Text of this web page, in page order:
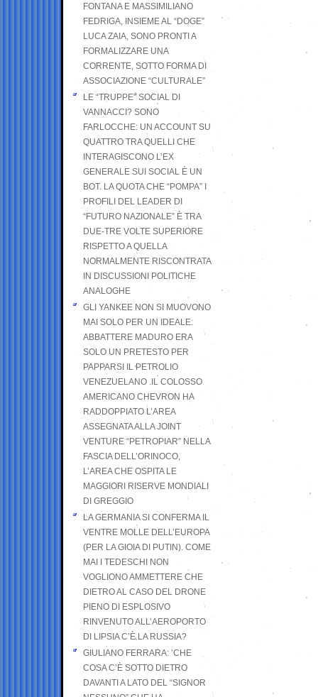
FONTANA E MASSIMILIANO
FEDRIGA, INSIEME AL “DOGE”
LUCA ZAIA, SONO PRONTI A
FORMALIZZARE UNA
CORRENTE, SOTTO FORMA DI
ASSOCIAZIONE “CULTURALE”
LE “TRUPPE” SOCIAL DI
VANNACCI? SONO
FARLOCCHE: UN ACCOUNT SU
QUATTRO TRA QUELLI CHE
INTERAGISCONO L’EX
GENERALE SUI SOCIAL È UN
BOT. LA QUOTA CHE “POMPA” I
PROFILI DEL LEADER DI
“FUTURO NAZIONALE” È TRA
DUE-TRE VOLTE SUPERIORE
RISPETTO A QUELLA
NORMALMENTE RISCONTRATA
IN DISCUSSIONI POLITICHE
ANALOGHE
GLI YANKEE NON SI MUOVONO
MAI SOLO PER UN IDEALE:
ABBATTERE MADURO ERA
SOLO UN PRETESTO PER
PAPPARSI IL PETROLIO
VENEZUELANO .IL COLOSSO
AMERICANO CHEVRON HA
RADDOPPIATO L’AREA
ASSEGNATA ALLA JOINT
VENTURE “PETROPIAR” NELLA
FASCIA DELL’ORINOCO,
L’AREA CHE OSPITA LE
MAGGIORI RISERVE MONDIALI
DI GREGGIO
LA GERMANIA SI CONFERMA IL
VENTRE MOLLE DELL’EUROPA
(PER LA GIOIA DI PUTIN). COME
MAI I TEDESCHI NON
VOGLIONO AMMETTERE CHE
DIETRO AL CASO DEL DRONE
PIENO DI ESPLOSIVO
RINVENUTO ALL’AEROPORTO
DI LIPSIA C’È LA RUSSIA?
GIULIANO FERRARA: ’CHE
COSA C’È SOTTO DIETRO
DAVANTI A LATO DEL “SIGNOR